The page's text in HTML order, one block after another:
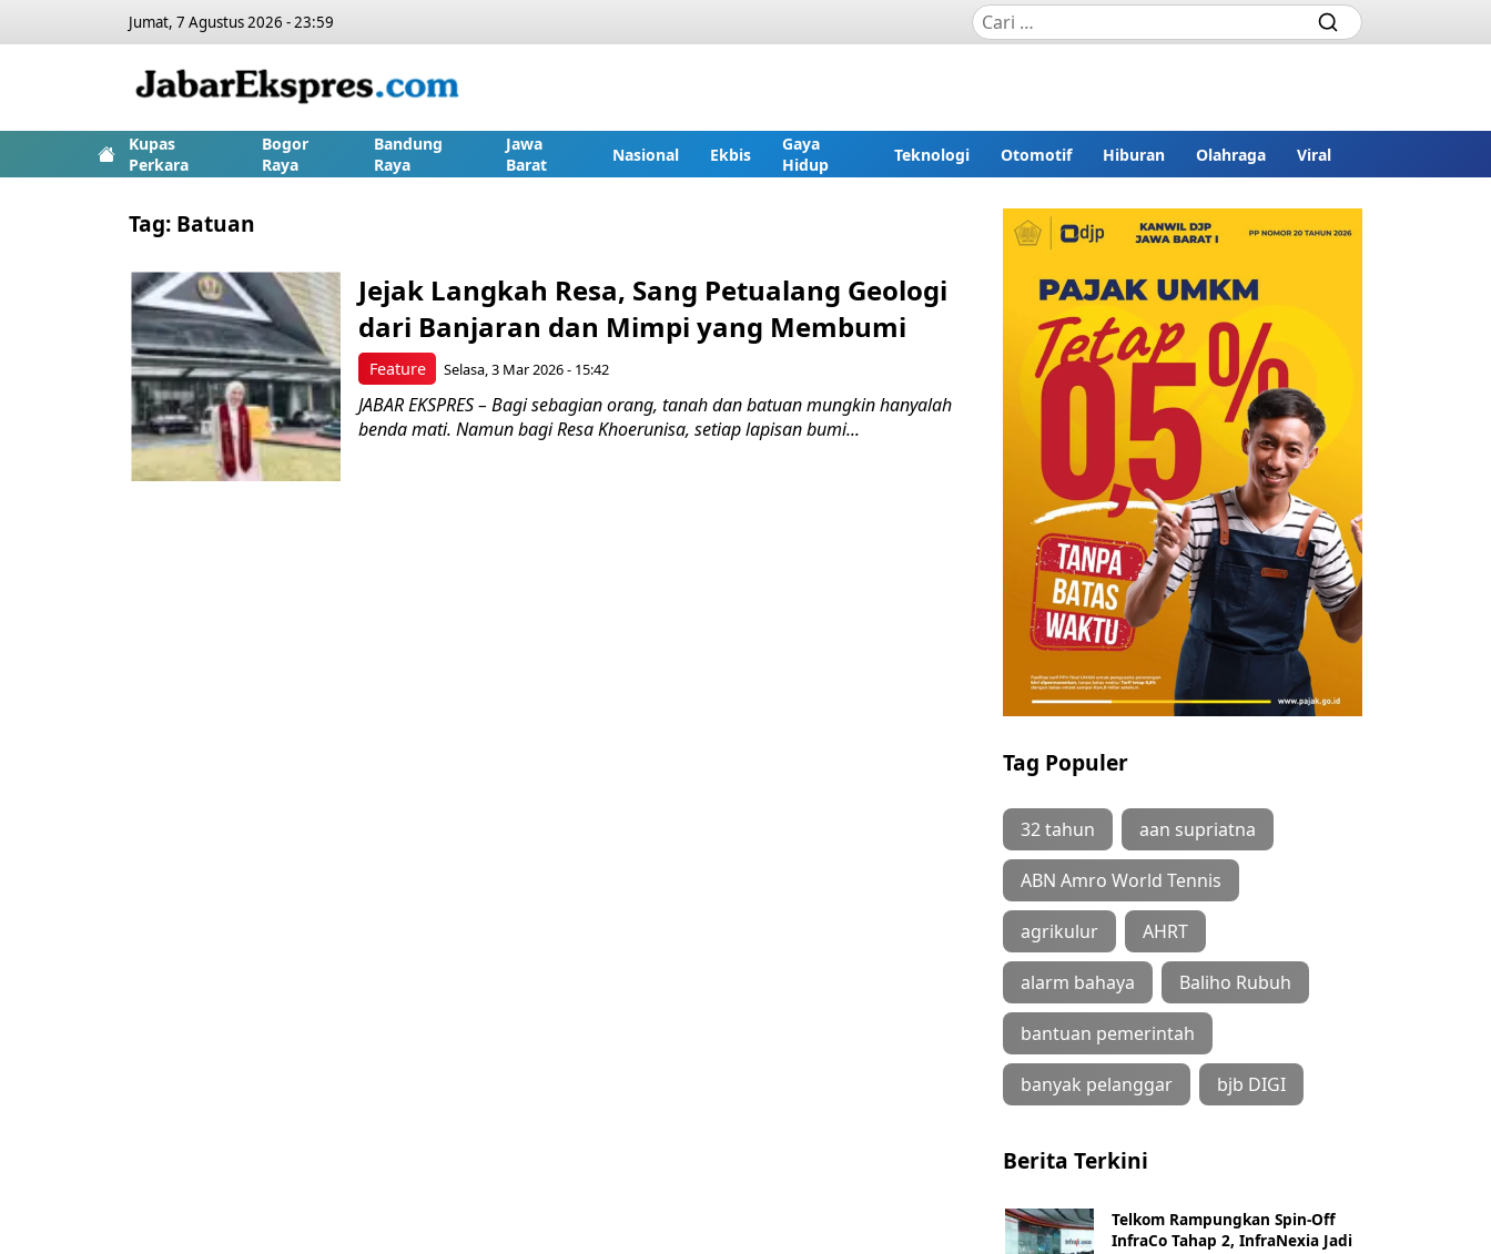
Jumat, 7 Agustus 2026 - 23:59
Kupas
Perkara
Bogor
Raya
Bandung
Raya
Jawa
Barat
Nasional Ekbis
Gaya
Hidup
Teknologi Otomotif Hiburan Olahraga Viral
Tag: Batuan
Feature
Jejak Langkah Resa, Sang Petualang Geologi
dari Banjaran dan Mimpi yang Membumi
Selasa, 3 Mar 2026 - 15:42
JABAR EKSPRES – Bagi sebagian orang, tanah dan batuan mungkin hanyalah
benda mati. Namun bagi Resa Khoerunisa, setiap lapisan bumi...
Tag Populer
32 tahun aan supriatna
ABN Amro World Tennis
agrikulur AHRT
alarm bahaya Baliho Rubuh
bantuan pemerintah
banyak pelanggar bjb DIGI
Berita Terkini
Telkom Rampungkan Spin-Off
InfraCo Tahap 2, InfraNexia Jadi